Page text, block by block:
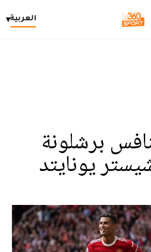
العربية▾
برشلونة
يونايتد